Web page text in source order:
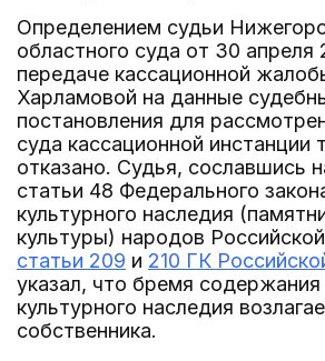
Определением судьи
областного суда от 30 апреля
передаче кассационной
Харламовой на данные
постановления для
суда кассационной инстанции
отказано. Судья, сославшись
статьи 48 Федерального
культурного наследия
культуры) народов
статьи 209 и 210 ГК
указал, что бремя содержания
культурного наследия
собственника.